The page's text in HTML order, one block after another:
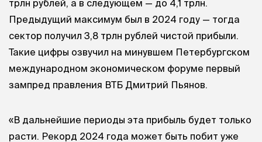
трлн рублей, а в следующем — до 4,1 трлн.
Предыдущий максимум был в 2024 году — тогда
сектор получил 3,8 трлн рублей чистой прибыли.
Такие цифры озвучил на минувшем Петербургском
международном экономическом форуме первый
зампред правления ВТБ Дмитрий Пьянов.
«В дальнейшие периоды эта прибыль будет только
расти. Рекорд 2024 года может быть побит уже